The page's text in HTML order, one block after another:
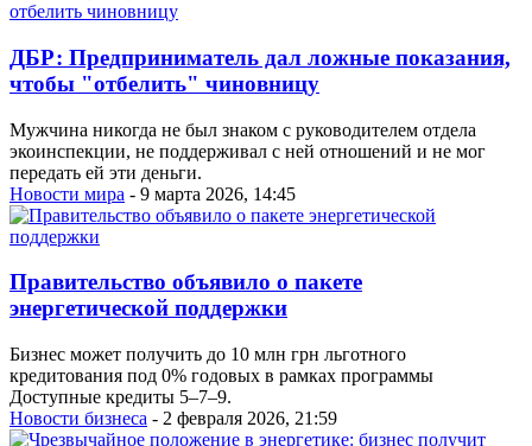
ДБР: Предприниматель дал ложные показания,
чтобы "отбелить" чиновницу
Мужчина никогда не был знаком с руководителем отдела
экоинспекции, не поддерживал с ней отношений и не мог
передать ей эти деньги.
Новости мира - 9 марта 2026, 14:45
Правительство объявило о пакете
энергетической поддержки
Бизнес может получить до 10 млн грн льготного
кредитования под 0% годовых в рамках программы
Доступные кредиты 5–7–9.
Новости бизнеса - 2 февраля 2026, 21:59